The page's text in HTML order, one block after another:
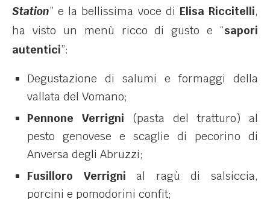
Station” e la bellissima voce di Elisa Riccitelli,
ha visto un menù ricco di gusto e “sapori
autentici”:
Degustazione di salumi e formaggi della
vallata del Vomano;
Pennone Verrigni (pasta del tratturo) al
pesto genovese e scaglie di pecorino di
Anversa degli Abruzzi;
Fusilloro Verrigni al ragù di salsiccia,
porcini e pomodorini confit;